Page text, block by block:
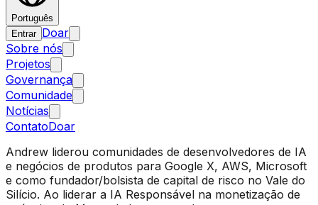
Português
Entrar Doar
Sobre nós
Projetos
Governança
Comunidade
Notícias
ContatoDoar
Andrew liderou comunidades de desenvolvedores de IA
e negócios de produtos para Google X, AWS, Microsoft
e como fundador/bolsista de capital de risco no Vale do
Silício. Ao liderar a IA Responsável na monetização de